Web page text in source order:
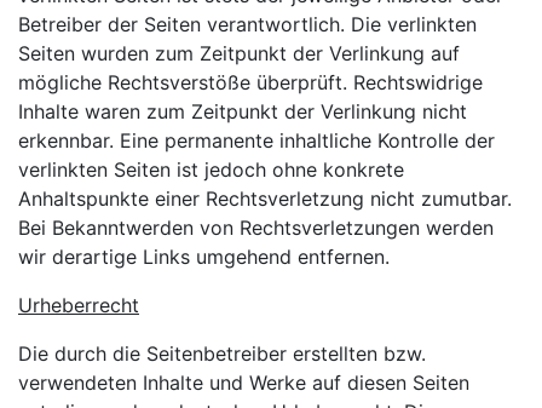
Betreiber der Seiten verantwortlich. Die verlinkten
Seiten wurden zum Zeitpunkt der Verlinkung auf
mögliche Rechtsverstöße überprüft. Rechtswidrige
Inhalte waren zum Zeitpunkt der Verlinkung nicht
erkennbar. Eine permanente inhaltliche Kontrolle der
verlinkten Seiten ist jedoch ohne konkrete
Anhaltspunkte einer Rechtsverletzung nicht zumutbar.
Bei Bekanntwerden von Rechtsverletzungen werden
wir derartige Links umgehend entfernen.
Urheberrecht
Die durch die Seitenbetreiber erstellten bzw.
verwendeten Inhalte und Werke auf diesen Seiten